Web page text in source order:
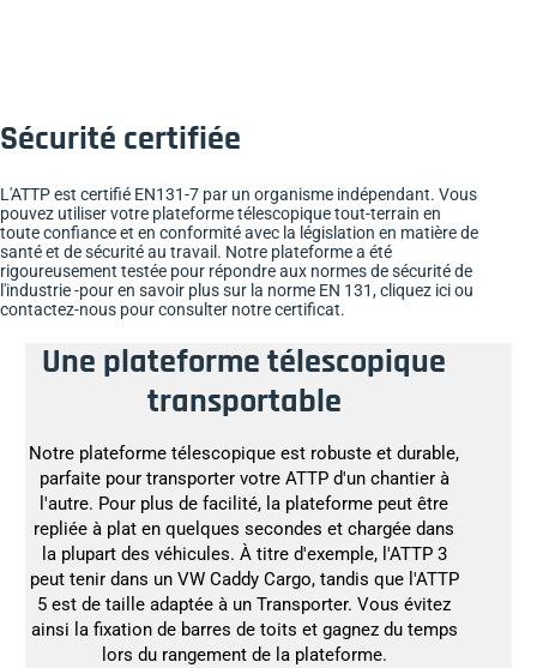
Sécurité certifiée
L'ATTP est certifié EN131-7 par un organisme indépendant. Vous
pouvez utiliser votre plateforme télescopique tout-terrain en
toute confiance et en conformité avec la législation en matière de
santé et de sécurité au travail. Notre plateforme a été
rigoureusement testée pour répondre aux normes de sécurité de
l'industrie -pour en savoir plus sur la norme EN 131, cliquez ici ou
contactez-nous pour consulter notre certificat.
Une plateforme télescopique
transportable
Notre plateforme télescopique est robuste et durable,
parfaite pour transporter votre ATTP d'un chantier à
l'autre. Pour plus de facilité, la plateforme peut être
repliée à plat en quelques secondes et chargée dans
la plupart des véhicules. À titre d'exemple, l'ATTP 3
peut tenir dans un VW Caddy Cargo, tandis que l'ATTP
5 est de taille adaptée à un Transporter. Vous évitez
ainsi la fixation de barres de toits et gagnez du temps
lors du rangement de la plateforme.